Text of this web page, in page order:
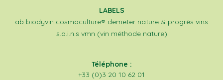
LABELS
ab biodyvin cosmoculture® demeter nature & progrès vins
s.a.i.n.s vmn (vin méthode nature)
Téléphone :
+33 (0)3 20 10 62 01